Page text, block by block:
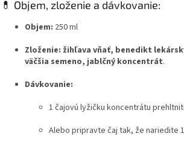
💊 Objem, zloženie a dávkovanie:
Objem: 250 ml
Zloženie: žihľava vňať, benedikt
väčšia semeno, jablčný koncentrát.
Dávkovanie:
1 čajovú lyžičku koncentrátu
Alebo pripravte čaj tak, že nariedite